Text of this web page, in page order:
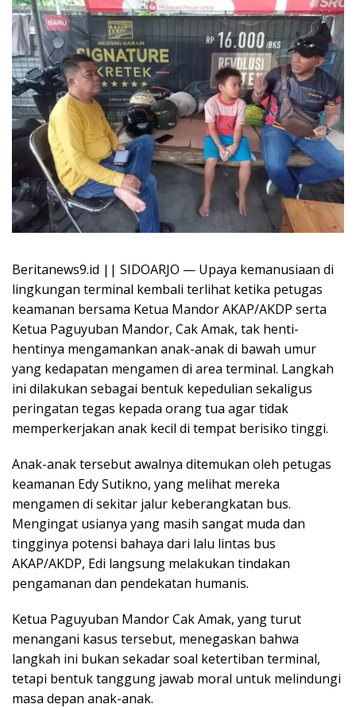
Beritanews9.id || SIDOARJO — Upaya kemanusiaan di
lingkungan terminal kembali terlihat ketika petugas
keamanan bersama Ketua Mandor AKAP/AKDP serta
Ketua Paguyuban Mandor, Cak Amak, tak henti-
hentinya mengamankan anak-anak di bawah umur
yang kedapatan mengamen di area terminal. Langkah
ini dilakukan sebagai bentuk kepedulian sekaligus
peringatan tegas kepada orang tua agar tidak
memperkerjakan anak kecil di tempat berisiko tinggi.
Anak-anak tersebut awalnya ditemukan oleh petugas
keamanan Edy Sutikno, yang melihat mereka
mengamen di sekitar jalur keberangkatan bus.
Mengingat usianya yang masih sangat muda dan
tingginya potensi bahaya dari lalu lintas bus
AKAP/AKDP, Edi langsung melakukan tindakan
pengamanan dan pendekatan humanis.
Ketua Paguyuban Mandor Cak Amak, yang turut
menangani kasus tersebut, menegaskan bahwa
langkah ini bukan sekadar soal ketertiban terminal,
tetapi bentuk tanggung jawab moral untuk melindungi
masa depan anak-anak.